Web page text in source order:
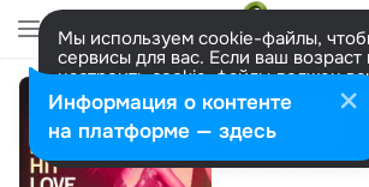
Мы используем cookie-файлы,
сервисы для вас. Если ваш возраст
настроить cookie-файлы должен
представитель. Больше
Разрешить все Настроить
Sugar
Groove
Информация о контенте
на платформе — здесь